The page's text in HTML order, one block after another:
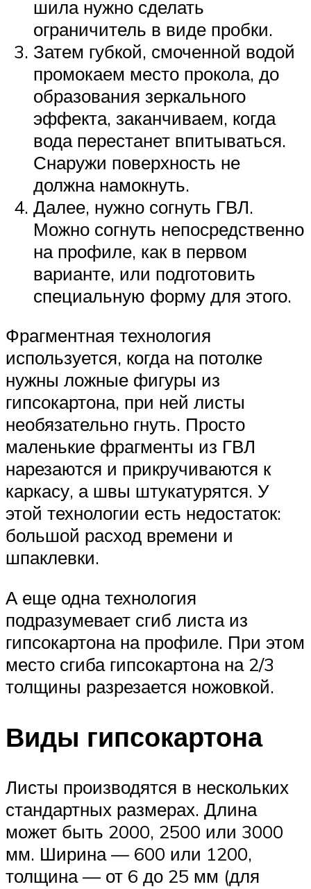
шила нужно сделать
ограничитель в виде пробки.
Затем губкой, смоченной водой
промокаем место прокола, до
образования зеркального
эффекта, заканчиваем, когда
вода перестанет впитываться.
Снаружи поверхность не
должна намокнуть.
Далее, нужно согнуть ГВЛ.
Можно согнуть непосредственно
на профиле, как в первом
варианте, или подготовить
специальную форму для этого.
Фрагментная технология
используется, когда на потолке
нужны ложные фигуры из
гипсокартона, при ней листы
необязательно гнуть. Просто
маленькие фрагменты из ГВЛ
нарезаются и прикручиваются к
каркасу, а швы штукатурятся. У
этой технологии есть недостаток:
большой расход времени и
шпаклевки.
А еще одна технология
подразумевает сгиб листа из
гипсокартона на профиле. При этом
место сгиба гипсокартона на 2/3
толщины разрезается ножовкой.
Виды гипсокартона
Листы производятся в нескольких
стандартных размерах. Длина
может быть 2000, 2500 или 3000
мм. Ширина — 600 или 1200,
толщина — от 6 до 25 мм (для